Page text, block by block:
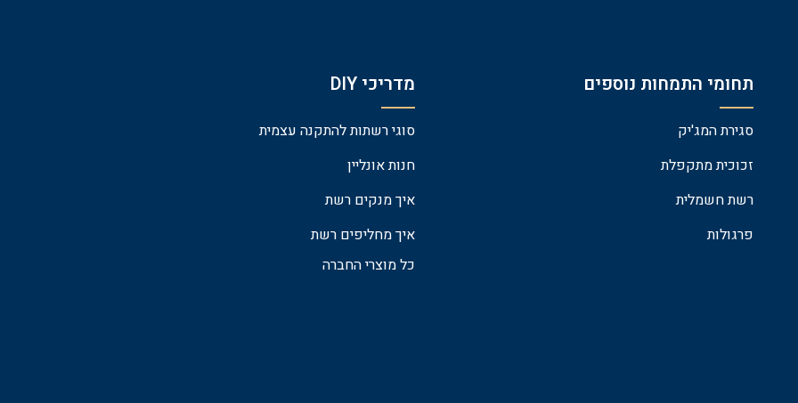
תחומי התמחות נוספים
סגירת המג'יק
זכוכית מתקפלת
רשת חשמלית
פרגולות
מדריכי DIY
סוגי רשתות להתקנה עצמית
חנות אונליין
איך מנקים רשת
איך מחליפים רשת
כל מוצרי החברה